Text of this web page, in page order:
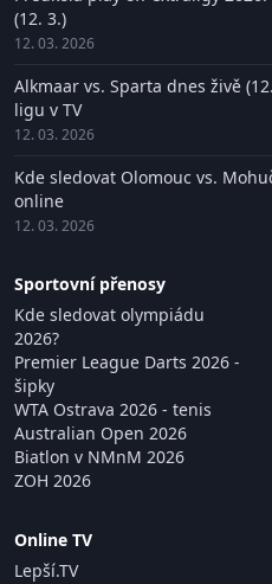
(12. 3.)
12. 03. 2026
Alkmaar vs. Sparta dnes živě
ligu v TV
12. 03. 2026
Kde sledovat Olomouc vs.
online
12. 03. 2026
Sportovní přenosy
Kde sledovat olympiádu
2026?
Premier League Darts 2026 -
šipky
WTA Ostrava 2026 - tenis
Australian Open 2026
Biatlon v NMnM 2026
ZOH 2026
Online TV
Lepší.TV